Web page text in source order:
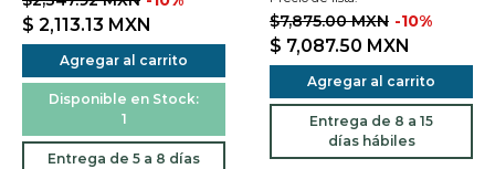
$ 2,113.13 MXN
Agregar al carrito
Disponible en Stock:
1
Entrega de 5 a 8 días
$7,875.00 MXN -10%
$ 7,087.50 MXN
Agregar al carrito
Entrega de 8 a 15
días hábiles